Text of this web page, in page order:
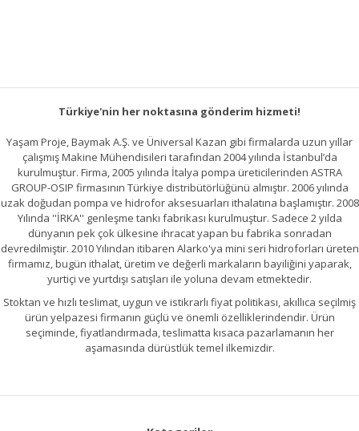
Türkiye'nin her noktasına gönderim hizmeti!
Yaşam Proje, Baymak A.Ş. ve Üniversal Kazan gibi firmalarda uzun yıllar
çalışmış Makine Mühendisileri tarafından 2004 yılında İstanbul’da
kurulmuştur. Firma, 2005 yılında İtalya pompa üreticilerinden ASTRA
GROUP-OSIP firmasının Türkiye distribütörlüğünü almıştır. 2006 yılında
uzak doğudan pompa ve hidrofor aksesuarları ithalatına başlamıştır. 2008
Yılında ''İRKA'' genleşme tankı fabrikası kurulmuştur. Sadece 2 yılda
dünyanın pek çok ülkesine ihracat yapan bu fabrika sonradan
devredilmiştir. 2010 Yılından itibaren Alarko'ya mini seri hidroforları üreten
firmamız, bugün ithalat, üretim ve değerli markaların bayiliğini yaparak,
yurtiçi ve yurtdışı satışları ile yoluna devam etmektedir.
Stoktan ve hızlı teslimat, uygun ve istikrarlı fiyat politikası, akıllıca seçilmiş
ürün yelpazesi firmanın güçlü ve önemli özelliklerindendir. Ürün
seçiminde, fiyatlandırmada, teslimatta kısaca pazarlamanın her
aşamasında dürüstlük temel ilkemizdir.